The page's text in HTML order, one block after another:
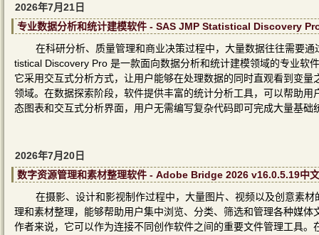
2026年7月21日
专业数据分析和统计建模软件 - SAS JMP Statistical Discovery
在科研分析、质量管理和商业决策过程中，大量数据往往需要
tistical Discovery Pro 是一款面向数据分析和统计建模领域的专业软
它采用交互式分析方式，让用户能够在处理数据的同时直观看到变
领域。在数据探索阶段，软件提供丰富的统计分析工具，可以帮助
态图表和交互式分析界面，用户无需编写复杂代码即可完成大量基础
2026年7月20日
数字资源管理和素材整理软件 - Adobe Bridge 2026 v16.0.5.19中
在摄影、设计和影视制作过程中，大量图片、视频以及创意素
理和素材整理，能够帮助用户集中浏览、分类、筛选和管理各种媒
作者来说，它可以作为连接不同创作软件之间的重要文件管理工具